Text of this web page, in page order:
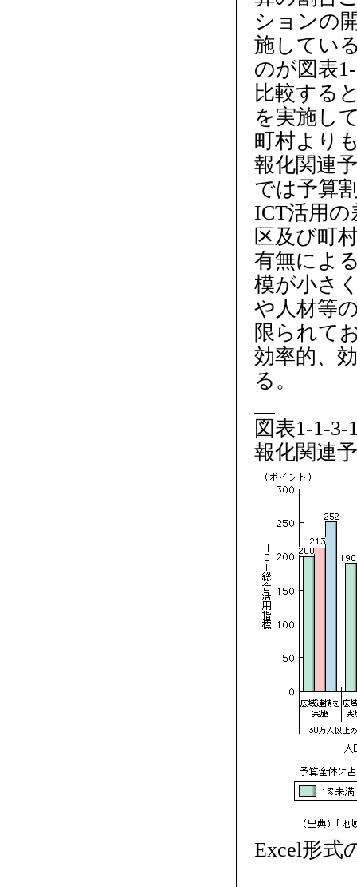
ションの
施してい
のが図表
比較する
を実施し
町村より
報化関連
では予算
ICT活用
区及び町
有無によ
模が小さ
や人材等
限られて
効率的、
る。
図表1-1-
報化関連
Excel形式